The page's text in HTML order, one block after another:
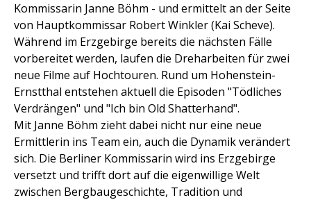
Kommissarin Janne Böhm - und ermittelt an der Seite
von Hauptkommissar Robert Winkler (Kai Scheve).
Während im Erzgebirge bereits die nächsten Fälle
vorbereitet werden, laufen die Dreharbeiten für zwei
neue Filme auf Hochtouren. Rund um Hohenstein-
Ernstthal entstehen aktuell die Episoden "Tödliches
Verdrängen" und "Ich bin Old Shatterhand".
Mit Janne Böhm zieht dabei nicht nur eine neue
Ermittlerin ins Team ein, auch die Dynamik verändert
sich. Die Berliner Kommissarin wird ins Erzgebirge
versetzt und trifft dort auf die eigenwillige Welt
zwischen Bergbaugeschichte, Tradition und